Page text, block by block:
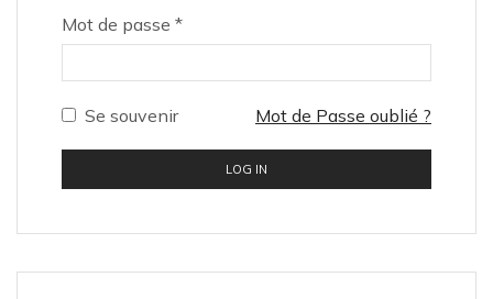
Mot de passe *
Se souvenir Mot de Passe oublié ?
LOG IN